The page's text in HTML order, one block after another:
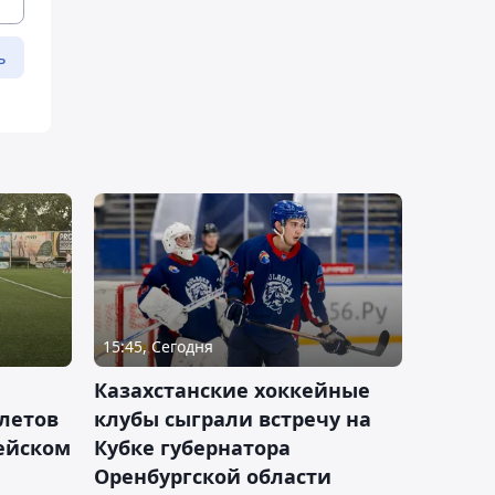
15:45, Сегодня
Казахстанские хоккейные
клубы сыграли встречу на
Кубке губернатора
Оренбургской области